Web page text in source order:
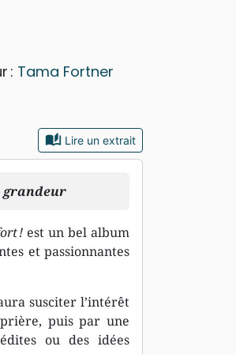
: Tama Fortner
auto_stories Lire un extrait
grandeur
! est un bel album
et passionnantes
susciter l’intérêt
puis par une
ou des idées